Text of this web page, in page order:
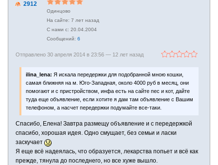
2912
Одинцово
7 лет назад
20.04.2004
6
Отправлено 30 апреля 2014 в 23:56 — 12 лет назад
ilina_lena: Я искала передержки для подобранной мною кошки,
самая ближняя на м. Юго-Западная, около 4000 руб в месяц, они
помогают и с пристройством, инфа есть на сайте пес и кот, дайте
туда еще объявление, если хотите я дам там объявление с Вашим
телефоном, а насчет передержки подумайте все-таки.
Спасибо, Елена! Завтра размещу объявление и с передержкой
спасибо, хорошая идея. Одно смущает, без семьи и ласки
заскучает
Я еще всё надеялась, что образуется, лекарства попьет и всё как
прежде, тянула до последнего, но все хуже вышло.